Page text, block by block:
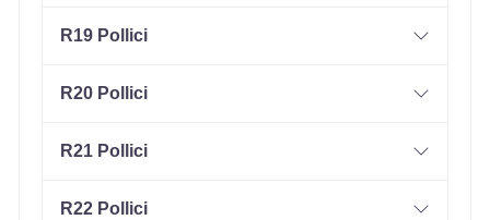
R19 Pollici
R20 Pollici
R21 Pollici
R22 Pollici